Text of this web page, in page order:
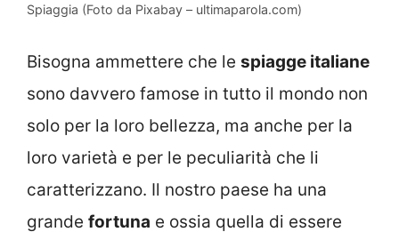
Spiaggia (Foto da Pixabay – ultimaparola.com)
Bisogna ammettere che le spiagge italiane
sono davvero famose in tutto il mondo non
solo per la loro bellezza, ma anche per la
loro varietà e per le peculiarità che li
caratterizzano. Il nostro paese ha una
grande fortuna e ossia quella di essere